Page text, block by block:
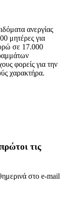
ανεργίας
μητέρες για
σε 17.000
φορείς για την
χαρακτήρα.
τις
στο e-mail